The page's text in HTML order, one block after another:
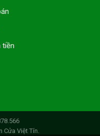
tiền
Cửa Việt Tín.